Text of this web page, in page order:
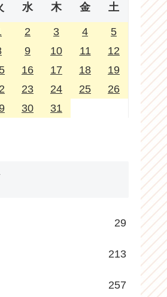
水 木 金 土
2 3 4
5
9 10 11
12
16 17 18
19
23 24 25
26
30 31
29
213
257